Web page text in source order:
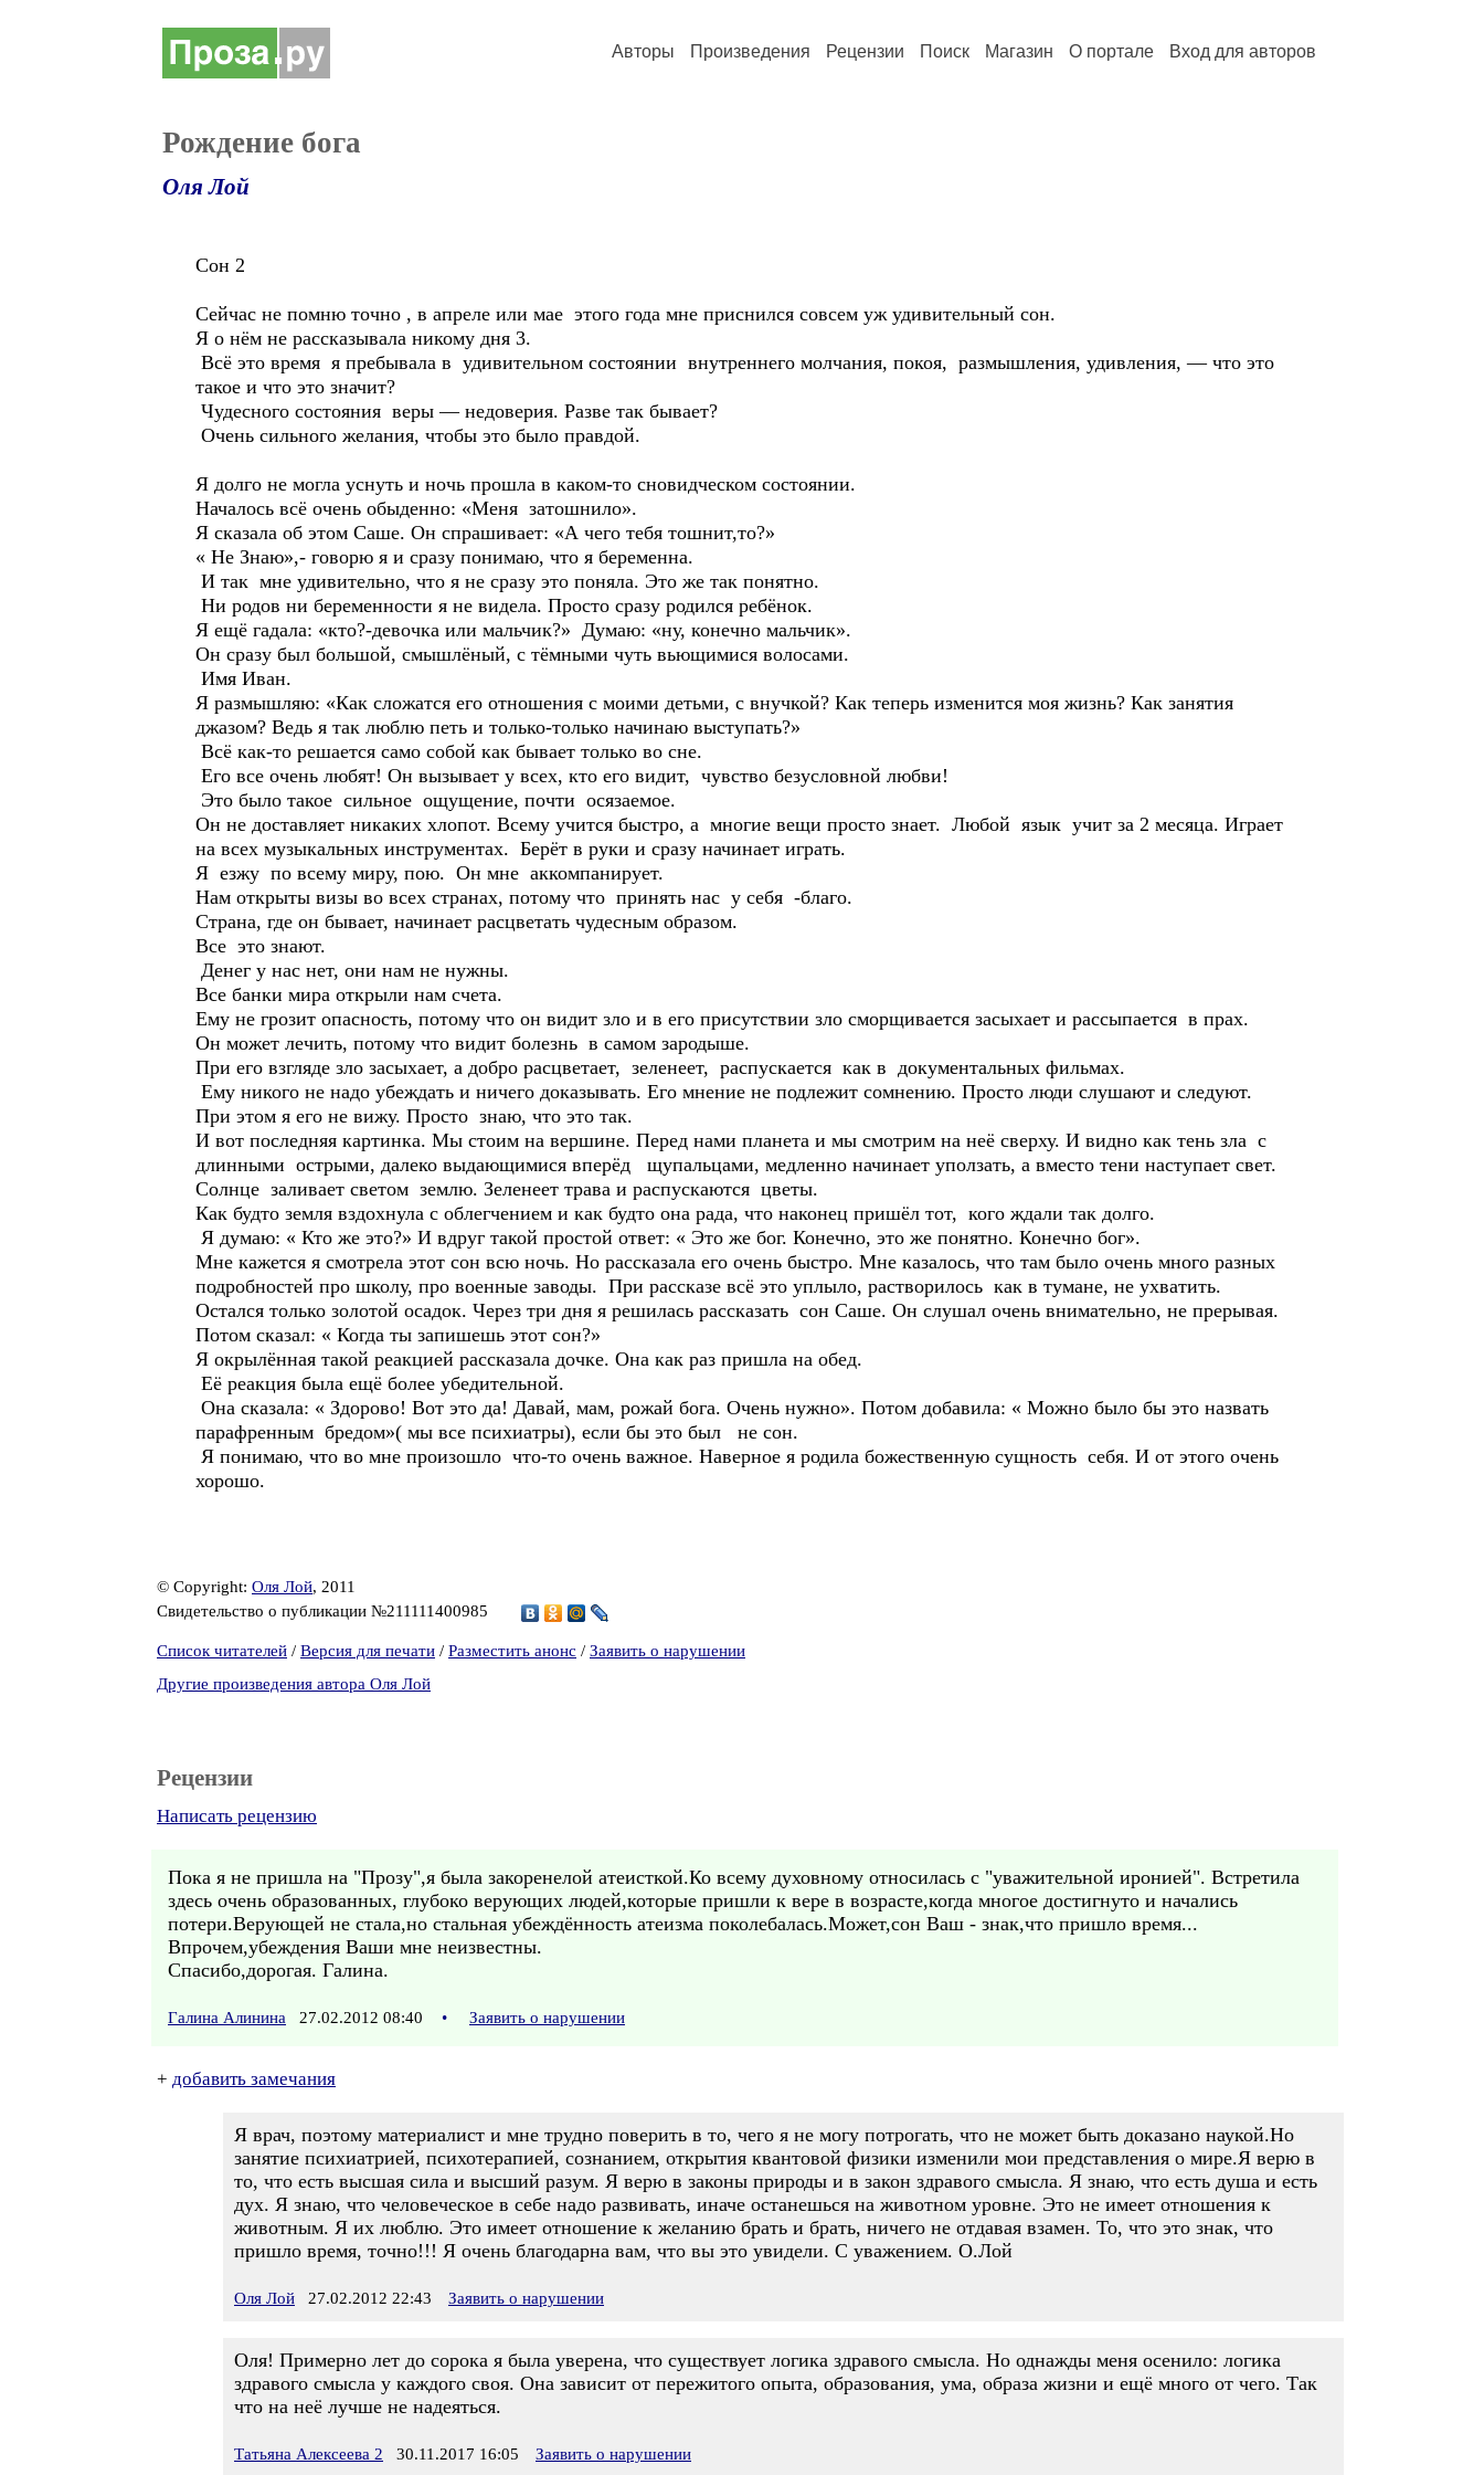
Авторы Произведения Рецензии Поиск Магазин О портале Вход для авторов
Рождение бога
Оля Лой
Сон 2
Сейчас не помню точно , в апреле или мае этого года мне приснился совсем уж удивительный сон.
Я о нём не рассказывала никому дня 3.
Всё это время я пребывала в удивительном состоянии внутреннего молчания, покоя, размышления, удивления, — что это
такое и что это значит?
Чудесного состояния веры — недоверия. Разве так бывает?
Очень сильного желания, чтобы это было правдой.
Я долго не могла уснуть и ночь прошла в каком-то сновидческом состоянии.
Началось всё очень обыденно: «Меня затошнило».
Я сказала об этом Саше. Он спрашивает: «А чего тебя тошнит,то?»
« Не Знаю»,- говорю я и сразу понимаю, что я беременна.
И так мне удивительно, что я не сразу это поняла. Это же так понятно.
Ни родов ни беременности я не видела. Просто сразу родился ребёнок.
Я ещё гадала: «кто?-девочка или мальчик?» Думаю: «ну, конечно мальчик».
Он сразу был большой, смышлёный, с тёмными чуть вьющимися волосами.
Имя Иван.
Я размышляю: «Как сложатся его отношения с моими детьми, с внучкой? Как теперь изменится моя жизнь? Как занятия
джазом? Ведь я так люблю петь и только-только начинаю выступать?»
Всё как-то решается само собой как бывает только во сне.
Его все очень любят! Он вызывает у всех, кто его видит, чувство безусловной любви!
Это было такое сильное ощущение, почти осязаемое.
Он не доставляет никаких хлопот. Всему учится быстро, а многие вещи просто знает. Любой язык учит за 2 месяца. Играет
на всех музыкальных инструментах. Берёт в руки и сразу начинает играть.
Я езжу по всему миру, пою. Он мне аккомпанирует.
Нам открыты визы во всех странах, потому что принять нас у себя -благо.
Страна, где он бывает, начинает расцветать чудесным образом.
Все это знают.
Денег у нас нет, они нам не нужны.
Все банки мира открыли нам счета.
Ему не грозит опасность, потому что он видит зло и в его присутствии зло сморщивается засыхает и рассыпается в прах.
Он может лечить, потому что видит болезнь в самом зародыше.
При его взгляде зло засыхает, а добро расцветает, зеленеет, распускается как в документальных фильмах.
Ему никого не надо убеждать и ничего доказывать. Его мнение не подлежит сомнению. Просто люди слушают и следуют.
При этом я его не вижу. Просто знаю, что это так.
И вот последняя картинка. Мы стоим на вершине. Перед нами планета и мы смотрим на неё сверху. И видно как тень зла с
длинными острыми, далеко выдающимися вперёд щупальцами, медленно начинает уползать, а вместо тени наступает свет.
Солнце заливает светом землю. Зеленеет трава и распускаются цветы.
Как будто земля вздохнула с облегчением и как будто она рада, что наконец пришёл тот, кого ждали так долго.
Я думаю: « Кто же это?» И вдруг такой простой ответ: « Это же бог. Конечно, это же понятно. Конечно бог».
Мне кажется я смотрела этот сон всю ночь. Но рассказала его очень быстро. Мне казалось, что там было очень много разных
подробностей про школу, про военные заводы. При рассказе всё это уплыло, растворилось как в тумане, не ухватить.
Остался только золотой осадок. Через три дня я решилась рассказать сон Саше. Он слушал очень внимательно, не прерывая.
Потом сказал: « Когда ты запишешь этот сон?»
Я окрылённая такой реакцией рассказала дочке. Она как раз пришла на обед.
Её реакция была ещё более убедительной.
Она сказала: « Здорово! Вот это да! Давай, мам, рожай бога. Очень нужно». Потом добавила: « Можно было бы это назвать
парафренным бредом»( мы все психиатры), если бы это был не сон.
Я понимаю, что во мне произошло что-то очень важное. Наверное я родила божественную сущность себя. И от этого очень
хорошо.
© Copyright: Оля Лой, 2011
Свидетельство о публикации №211111400985
Список читателей / Версия для печати / Разместить анонс / Заявить о нарушении
Другие произведения автора Оля Лой
Рецензии
Написать рецензию
Пока я не пришла на "Прозу",я была закоренелой атеисткой.Ко всему духовному относилась с "уважительной иронией". Встретила
здесь очень образованных, глубоко верующих людей,которые пришли к вере в возрасте,когда многое достигнуто и начались
потери.Верующей не стала,но стальная убеждённость атеизма поколебалась.Может,сон Ваш - знак,что пришло время...
Впрочем,убеждения Ваши мне неизвестны.
Спасибо,дорогая. Галина.
Галина Алинина 27.02.2012 08:40 • Заявить о нарушении
+ добавить замечания
Я врач, поэтому материалист и мне трудно поверить в то, чего я не могу потрогать, что не может быть доказано наукой.Но
занятие психиатрией, психотерапией, сознанием, открытия квантовой физики изменили мои представления о мире.Я верю в
то, что есть высшая сила и высший разум. Я верю в законы природы и в закон здравого смысла. Я знаю, что есть душа и есть
дух. Я знаю, что человеческое в себе надо развивать, иначе останешься на животном уровне. Это не имеет отношения к
животным. Я их люблю. Это имеет отношение к желанию брать и брать, ничего не отдавая взамен. То, что это знак, что
пришло время, точно!!! Я очень благодарна вам, что вы это увидели. С уважением. О.Лой
Оля Лой 27.02.2012 22:43 Заявить о нарушении
Оля! Примерно лет до сорока я была уверена, что существует логика здравого смысла. Но однажды меня осенило: логика
здравого смысла у каждого своя. Она зависит от пережитого опыта, образования, ума, образа жизни и ещё много от чего. Так
что на неё лучше не надеяться.
Татьяна Алексеева 2 30.11.2017 16:05 Заявить о нарушении